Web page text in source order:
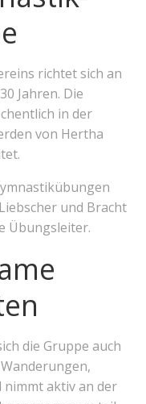
richtet sich an
Jahren. Die
in der
von Hertha
und Bracht
Übungsleiter.
die Gruppe auch
nimmt aktiv an der